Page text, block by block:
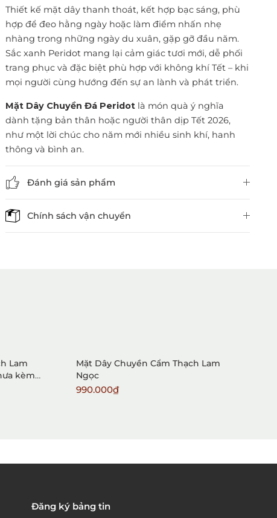
Thiết kế mặt dây thanh thoát, kết hợp bạc sáng, phù
hợp để đeo hằng ngày hoặc làm điểm nhấn nhẹ
nhàng trong những ngày du xuân, gặp gỡ đầu năm.
Sắc xanh Peridot mang lại cảm giác tươi mới, dễ phối
trang phục và đặc biệt phù hợp với không khí Tết – khi
mọi người cùng hướng đến sự an lành và phát triển.
Mặt Dây Chuyền Đá Peridot là món quà ý nghĩa
dành tặng bản thân hoặc người thân dịp Tết 2026,
như một lời chúc cho năm mới nhiều sinh khí, hanh
thông và bình an.
Đánh giá sản phẩm
Chính sách vận chuyển
chúng tôi:
Lam
kèm
Mặt Dây Chuyền Cẩm Thạch Lam
Ngọc
990.000₫
Đăng ký bảng tin